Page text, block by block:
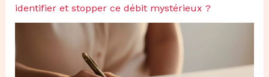
identifier et stopper ce débit mystérieux ?